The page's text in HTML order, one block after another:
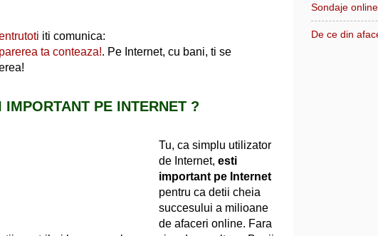
iti comunica:
ta conteaza!. Pe Internet, cu bani, ti se
IMPORTANT PE INTERNET ?
Tu, ca simplu utilizator
de Internet, esti
important pe Internet
pentru ca detii cheia
succesului a milioane
de afaceri online. Fara
Sondaje
De ce din